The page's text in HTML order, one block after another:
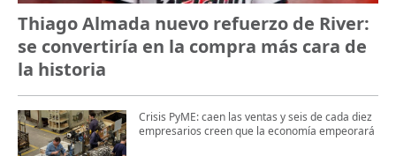
Thiago Almada nuevo refuerzo de River:
se convertiría en la compra más cara de
la historia
Crisis PyME: caen las ventas y seis de cada diez
empresarios creen que la economía empeorará